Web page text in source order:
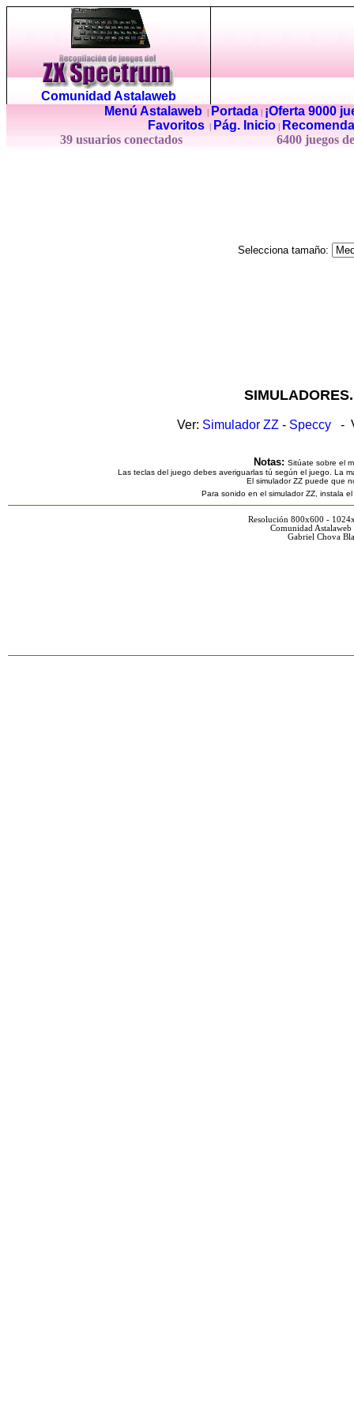
Comunidad Astalaweb
Menú Astalaweb| Portada|
¡Oferta 9000
Favoritos
Pág. Inicio
39 usuarios conectados
6400 juegos
Selecciona tamaño:
Ver: Simulador ZZ - Speccy -
Notas: Sitúate sobre el
Las teclas del juego debes averiguarlas tú según el juego. La
El simulador ZZ puede que
Para sonido en el simulador ZZ, instala
Resolución 800x600 -
Comunidad
Gabriel Chova